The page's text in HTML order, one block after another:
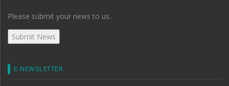
Please submit your news to us.
E-NEWSLETTER